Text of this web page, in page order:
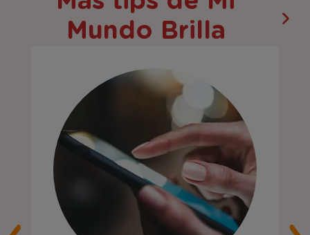
Mundo Brilla